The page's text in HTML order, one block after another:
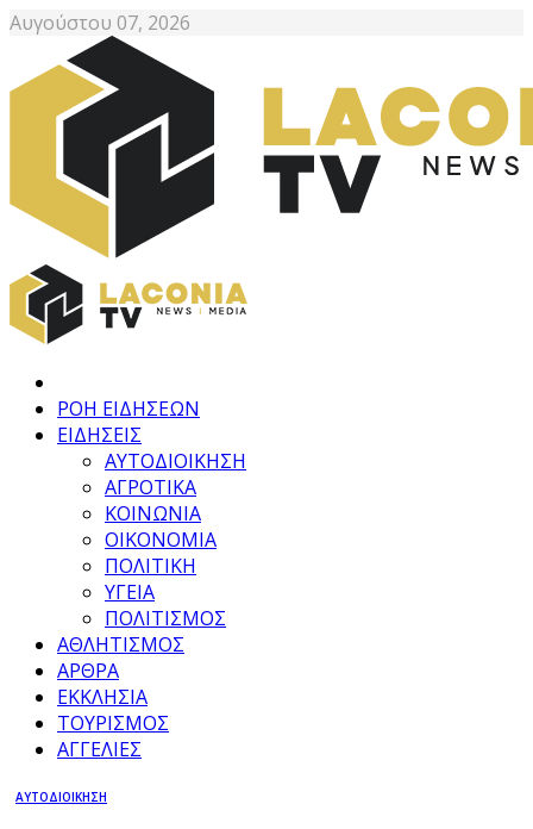
Αυγούστου 07, 2026
ΡΟΗ ΕΙΔΗΣΕΩΝ
ΕΙΔΗΣΕΙΣ
ΑΥΤΟΔΙΟΙΚΗΣΗ
ΑΓΡΟΤΙΚΑ
ΚΟΙΝΩΝΙΑ
ΟΙΚΟΝΟΜΙΑ
ΠΟΛΙΤΙΚΗ
ΥΓΕΙΑ
ΠΟΛΙΤΙΣΜΟΣ
ΑΘΛΗΤΙΣΜΟΣ
ΑΡΘΡΑ
ΕΚΚΛΗΣΙΑ
ΤΟΥΡΙΣΜΟΣ
ΑΓΓΕΛΙΕΣ
ΑΥΤΟΔΙΟΙΚΗΣΗ